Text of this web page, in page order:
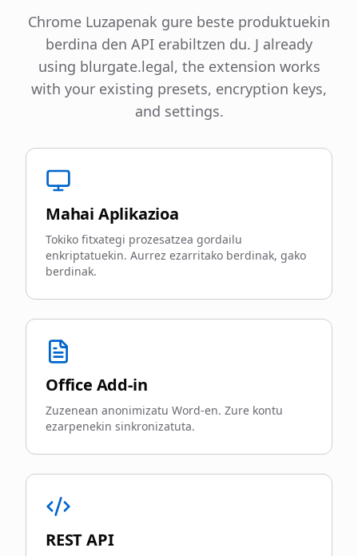
Chrome Luzapenak gure beste produktuekin
berdina den API erabiltzen du. J already
using blurgate.legal, the extension works
with your existing presets, encryption keys,
and settings.
Mahai Aplikazioa
Tokiko fitxategi prozesatzea gordailu
enkriptatuekin. Aurrez ezarritako berdinak, gako
berdinak.
Office Add-in
Zuzenean anonimizatu Word-en. Zure kontu
ezarpenekin sinkronizatuta.
REST API